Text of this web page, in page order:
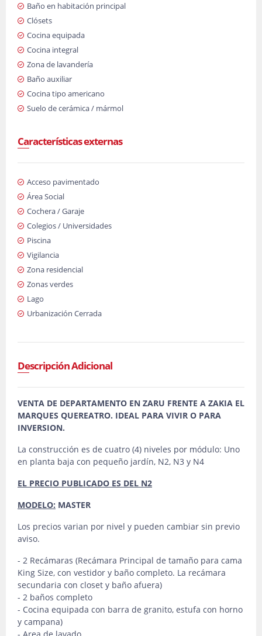
Baño en habitación principal
Clósets
Cocina equipada
Cocina integral
Zona de lavandería
Baño auxiliar
Cocina tipo americano
Suelo de cerámica / mármol
Características externas
Acceso pavimentado
Área Social
Cochera / Garaje
Colegios / Universidades
Piscina
Vigilancia
Zona residencial
Zonas verdes
Lago
Urbanización Cerrada
Descripción Adicional
VENTA DE DEPARTAMENTO EN ZARU FRENTE A ZAKIA EL
MARQUES QUEREATRO. IDEAL PARA VIVIR O PARA
INVERSION.
La construcción es de cuatro (4) niveles por módulo: Uno
en planta baja con pequeño jardín, N2, N3 y N4
EL PRECIO PUBLICADO ES DEL N2
MODELO: MASTER
Los precios varian por nivel y pueden cambiar sin previo
aviso.
- 2 Recámaras (Recámara Principal de tamaño para cama
King Size, con vestidor y baño completo. La recámara
secundaria con closet y baño afuera)
- 2 baños completo
- Cocina equipada con barra de granito, estufa con horno
y campana)